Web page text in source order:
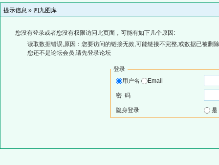
提示信息 » 四九图库
您没有登录或者您没有权限访问此页面，可能有如下几个原因:
读取数据错误,原因：您要访问的链接无效,可能链接不完整,或数据已被删
您还不是论坛会员,请先登录论坛
登录
用户名
Email
密 码
隐身登录